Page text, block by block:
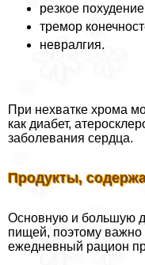
резкое
тремор
невралгия.
При нехватке хрома
как диабет,
заболевания сердца.
Продукты,
Основную и большую
пищей, поэтому важно
ежедневный рацион